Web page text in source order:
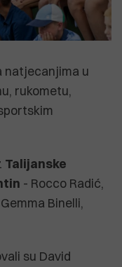
natjecanjima u
rukometu,
Talijanske
- Rocco Radić,
Binelli,
su David